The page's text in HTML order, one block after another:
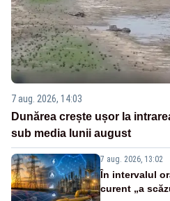
7 aug. 2026, 14:03
Dunărea crește ușor la
sub media lunii august
7 aug. 2026, 13:02
În intervalul
curent „a